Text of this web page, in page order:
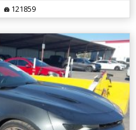
121859